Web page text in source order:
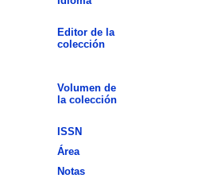
Editor de la
colección
Volumen de
la colección
ISSN
Área
Notas